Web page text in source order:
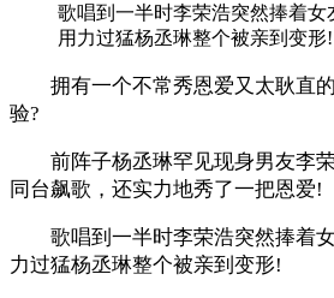
歌唱到一半时李荣浩突然捧着女
用力过猛杨丞琳整个被亲到变形!
拥有一个不常秀恩爱又太耿直的
验?
前阵子杨丞琳罕见现身男友李荣
同台飙歌，还实力地秀了一把恩爱!
歌唱到一半时李荣浩突然捧着女
力过猛杨丞琳整个被亲到变形!